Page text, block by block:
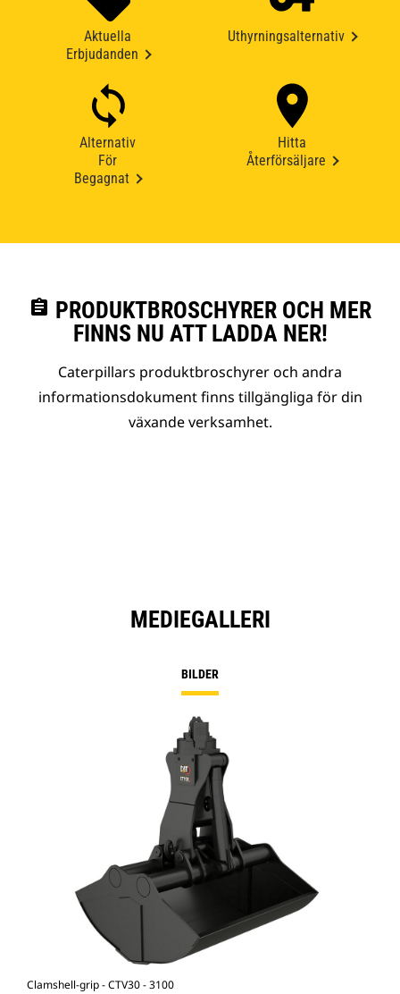
Aktuella
Erbjudanden
Uthyrningsalternativ
Alternativ
För
Begagnat
Hitta
Återförsäljare
assignment PRODUKTBROSCHYRER OCH MER
FINNS NU ATT LADDA NER!
Caterpillars produktbroschyrer och andra
informationsdokument finns tillgängliga för din
växande verksamhet.
MEDIEGALLERI
BILDER
Clamshell-grip - CTV30 - 3100